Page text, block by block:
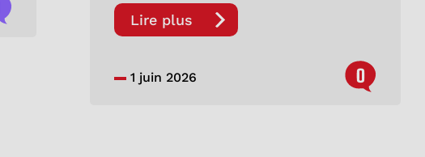
Lire plus
1 juin 2026 0